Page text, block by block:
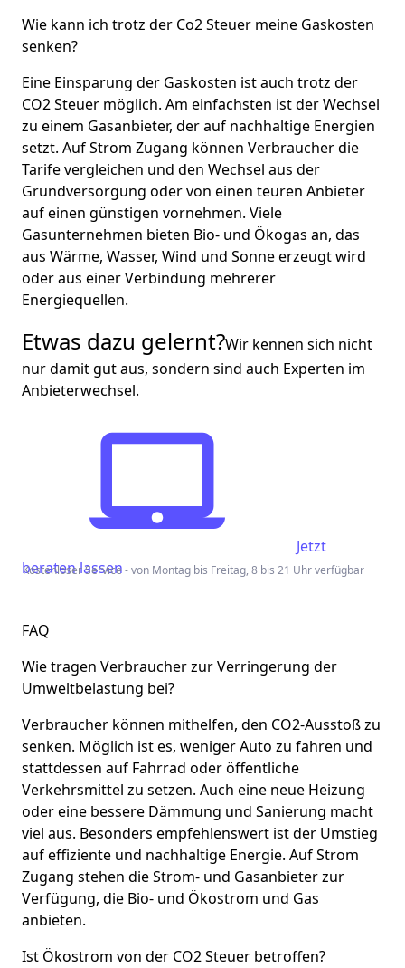
Wie kann ich trotz der Co2 Steuer meine Gaskosten
senken?
Eine Einsparung der Gaskosten ist auch trotz der
CO2 Steuer möglich. Am einfachsten ist der Wechsel
zu einem Gasanbieter, der auf nachhaltige Energien
setzt. Auf Strom Zugang können Verbraucher die
Tarife vergleichen und den Wechsel aus der
Grundversorgung oder von einen teuren Anbieter
auf einen günstigen vornehmen. Viele
Gasunternehmen bieten Bio- und Ökogas an, das
aus Wärme, Wasser, Wind und Sonne erzeugt wird
oder aus einer Verbindung mehrerer
Energiequellen.
Etwas dazu gelernt?Wir kennen sich nicht
nur damit gut aus, sondern sind auch Experten im
Anbieterwechsel.
Jetzt
beraten lassen
Kostenloser Service - von Montag bis Freitag, 8 bis 21 Uhr verfügbar
FAQ
Wie tragen Verbraucher zur Verringerung der
Umweltbelastung bei?
Verbraucher können mithelfen, den CO2-Ausstoß zu
senken. Möglich ist es, weniger Auto zu fahren und
stattdessen auf Fahrrad oder öffentliche
Verkehrsmittel zu setzen. Auch eine neue Heizung
oder eine bessere Dämmung und Sanierung macht
viel aus. Besonders empfehlenswert ist der Umstieg
auf effiziente und nachhaltige Energie. Auf Strom
Zugang stehen die Strom- und Gasanbieter zur
Verfügung, die Bio- und Ökostrom und Gas
anbieten.
Ist Ökostrom von der CO2 Steuer betroffen?